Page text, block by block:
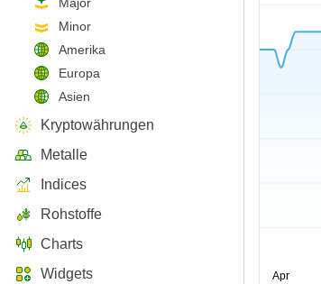
Minor
Amerika
Europa
Asien
Kryptowährungen
Metalle
Indices
Rohstoffe
Charts
Widgets